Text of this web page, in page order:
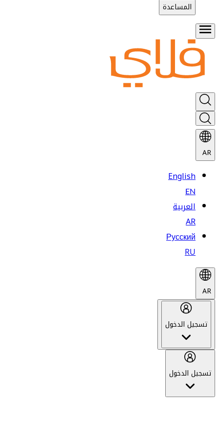
المساعدة
AR
English
EN
العربية
AR
Русский
RU
AR
تسجيل الدخول
تسجيل الدخول